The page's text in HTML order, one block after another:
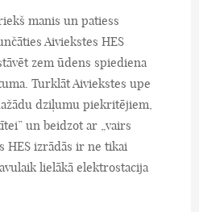
manis un patiess
Aiviekstes HES
zem ūdens spiediena
Turklāt Aiviekstes upe
dziļumu piekritējiem,
un beidzot ar „vairs
HES izrādās ir ne tikai
lielākā elektrostacija